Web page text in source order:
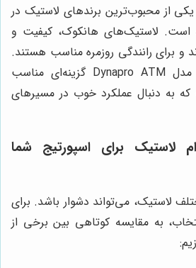
از محبوب‌ترین برندهای لاستیک در
است. لاستیک‌های هانکوک، کیفیت و
و برای رانندگی روزمره مناسب هستند.
لاستیک هانکوک مدل Dynapro ATM گزینه‌ای مناسب
به دنبال عملکرد خوب در مسیرهای
لاستیک برای اسپورتیج شما
لاستیک، می‌تواند دشوار باشد. برای
به مقایسه کوتاهی بین برخی از